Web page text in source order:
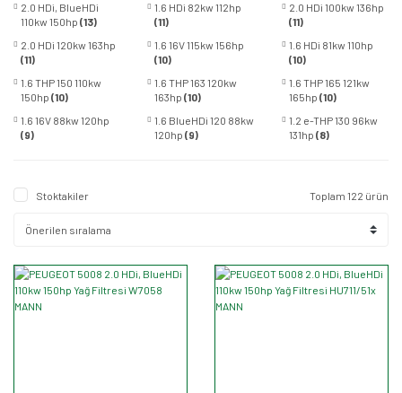
2.0 HDi, BlueHDi
110kw 150hp (13)
1.6 HDi 82kw 112hp
(11)
2.0 HDi 100kw 136hp
(11)
2.0 HDi 120kw 163hp
(11)
1.6 16V 115kw 156hp
(10)
1.6 HDi 81kw 110hp
(10)
1.6 THP 150 110kw
150hp (10)
1.6 THP 163 120kw
163hp(10)
1.6 THP 165 121kw
165hp (10)
1.6 16V 88kw 120hp
(9)
1.6 BlueHDi 120 88kw
120hp(9)
1.2 e-THP 130 96kw
131hp (8)
Stoktakiler Toplam 122 ürün